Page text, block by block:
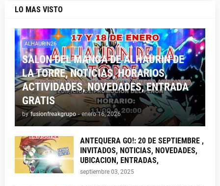
LO MAS VISTO
ALHAURIN26
SALON DEL MANGA DE ALHAURIN DE
LA TORRE, NOTICIAS, HORARIOS,
ACTIVIDADES, NOVEDADES, ENTRADA
GRATIS
by fusionfreakgrupo - enero 16, 2026
ANTEQUERA GO!: 20 DE SEPTIEMBRE ,
INVITADOS, NOTICIAS, NOVEDADES,
UBICACION, ENTRADAS,
septiembre 03, 2025